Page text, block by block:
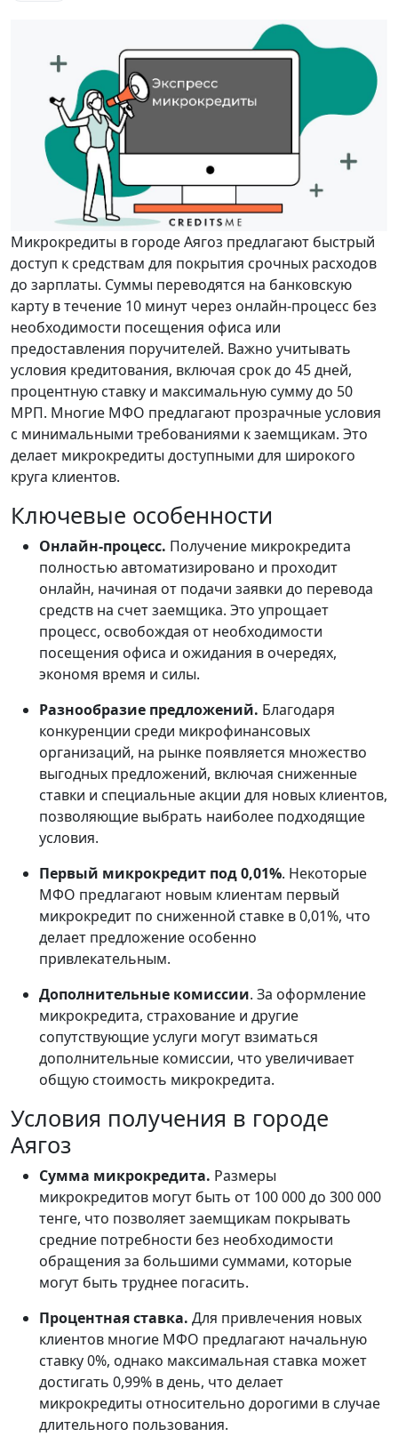
Микрокредиты в городе Аягоз предлагают быстрый
доступ к средствам для покрытия срочных расходов
до зарплаты. Суммы переводятся на банковскую
карту в течение 10 минут через онлайн-процесс без
необходимости посещения офиса или
предоставления поручителей. Важно учитывать
условия кредитования, включая срок до 45 дней,
процентную ставку и максимальную сумму до 50
МРП. Многие МФО предлагают прозрачные условия
с минимальными требованиями к заемщикам. Это
делает микрокредиты доступными для широкого
круга клиентов.
Ключевые особенности
Онлайн-процесс. Получение микрокредита
полностью автоматизировано и проходит
онлайн, начиная от подачи заявки до перевода
средств на счет заемщика. Это упрощает
процесс, освобождая от необходимости
посещения офиса и ожидания в очередях,
экономя время и силы.
Разнообразие предложений. Благодаря
конкуренции среди микрофинансовых
организаций, на рынке появляется множество
выгодных предложений, включая сниженные
ставки и специальные акции для новых клиентов,
позволяющие выбрать наиболее подходящие
условия.
Первый микрокредит под 0,01%. Некоторые
МФО предлагают новым клиентам первый
микрокредит по сниженной ставке в 0,01%, что
делает предложение особенно
привлекательным.
Дополнительные комиссии. За оформление
микрокредита, страхование и другие
сопутствующие услуги могут взиматься
дополнительные комиссии, что увеличивает
общую стоимость микрокредита.
Условия получения в городе
Аягоз
Сумма микрокредита. Размеры
микрокредитов могут быть от 100 000 до 300 000
тенге, что позволяет заемщикам покрывать
средние потребности без необходимости
обращения за большими суммами, которые
могут быть труднее погасить.
Процентная ставка. Для привлечения новых
клиентов многие МФО предлагают начальную
ставку 0%, однако максимальная ставка может
достигать 0,99% в день, что делает
микрокредиты относительно дорогими в случае
длительного пользования.